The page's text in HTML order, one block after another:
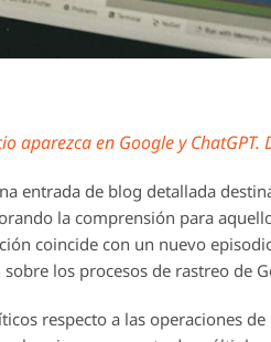
aparezca en Google y ChatGPT.
entrada de blog detallada
la comprensión para
coincide con un nuevo
los procesos de rastreo de
respecto a las operaciones